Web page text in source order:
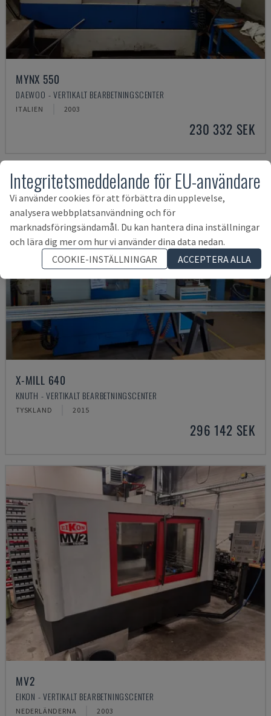
MYNX 550
DAEWOO - VERTIKALT BEARBETNINGSCENTER
ITALIEN 2003
230 332 SEK
X-MILL 640
KNUTH - VERTIKALT BEARBETNINGSCENTER
TYSKLAND 2015
296 142 SEK
MV2
EIKON - VERTIKALT BEARBETNINGSCENTER
NEDERLÄNDERNA 2003
Integritetsmeddelande för EU-användare
Vi använder cookies för att förbättra din upplevelse,
analysera webbplatsanvändning och för
marknadsföringsändamål. Du kan hantera dina inställningar
och lära dig mer om hur vi använder dina data nedan.
COOKIE-INSTÄLLNINGAR
ACCEPTERA ALLA